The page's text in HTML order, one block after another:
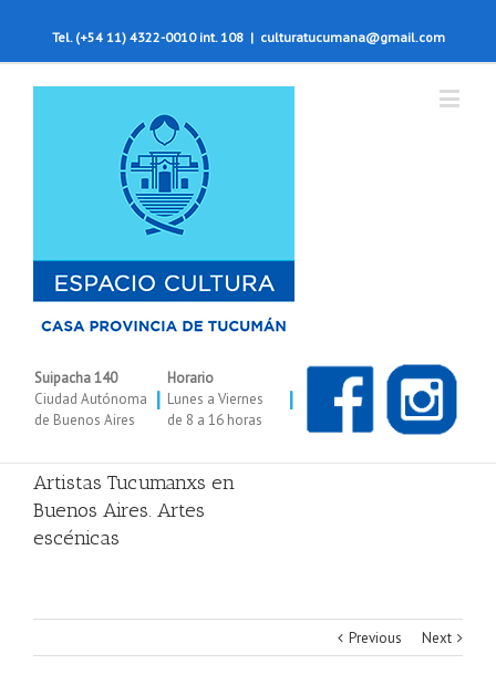
Tel. (+54 11) 4322-0010 int. 108 | culturatucumana@gmail.com
Suipacha 140
Ciudad Autónoma
de Buenos Aires
|
Horario
Lunes a Viernes
de 8 a 16 horas
|
Artistas Tucumanxs en
Buenos Aires. Artes
escénicas
Previous Next